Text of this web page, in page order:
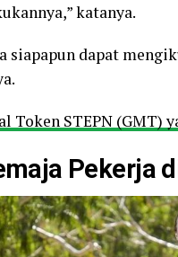
katanya.
siapapun dapat
Token STEPN (GMT)
Pekerja